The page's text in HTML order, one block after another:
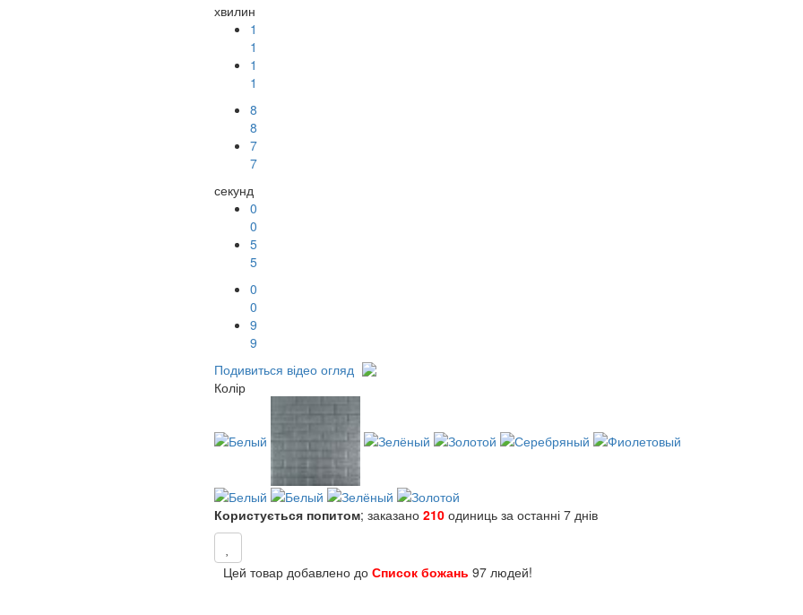
хвилин
1
1
1
1
8
8
7
7
секунд
0
0
5
5
9
9
8
8
Подивиться відео огляд
Колір
Користується попитом; заказано 210 одиниць за останні 7 днів
Цей товар добавлено до Список божань 97 людей!